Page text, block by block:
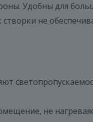
Удобны для
не
не